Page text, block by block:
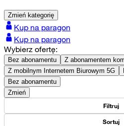
Zmień kategorię
Kup na paragon
Kup na paragon
Wybierz ofertę:
Bez abonamentu
Z abonamentem
Z mobilnym Internetem Biurowym 5G
Bez abonamentu
Zmień
Filtruj
Sortuj